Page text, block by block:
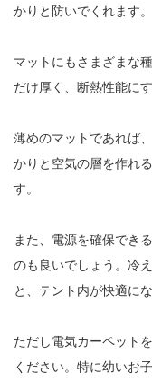
かりと防いでくれます。
マットにもさまざまな
だけ厚く、断熱性能に
薄めのマットであれば
かりと空気の層を作れ
す。
また、電源を確保でき
のも良いでしょう。冷
と、テント内が快適にな
ただし電気カーペット
ください。特に幼いお